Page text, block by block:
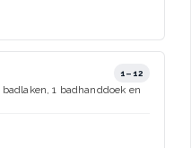
1–12
1 badhanddoek en